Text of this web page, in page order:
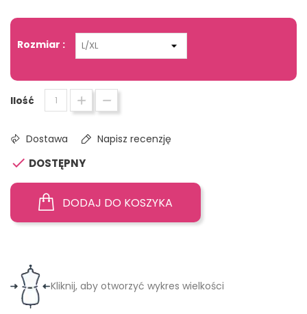
Rozmiar :
Ilość
Dostawa Napisz recenzję
 DOSTĘPNY
DODAJ DO KOSZYKA
Kliknij, aby otworzyć wykres wielkości